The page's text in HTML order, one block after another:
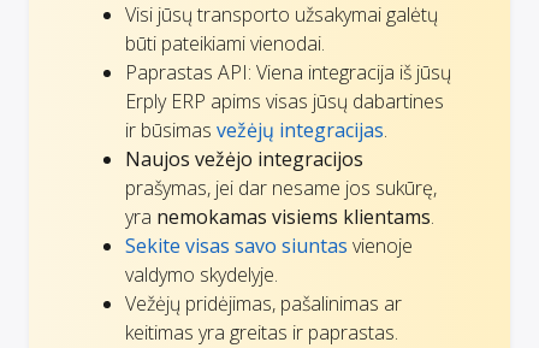
Visi jūsų transporto užsakymai galėtų
būti pateikiami vienodai.
Paprastas API: Viena integracija iš jūsų
Erply ERP apims visas jūsų dabartines
ir būsimas vežėjų integracijas.
Naujos vežėjo integracijos
prašymas, jei dar nesame jos sukūrę,
yra nemokamas visiems klientams.
Sekite visas savo siuntas vienoje
valdymo skydelyje.
Vežėjų pridėjimas, pašalinimas ar
keitimas yra greitas ir paprastas.